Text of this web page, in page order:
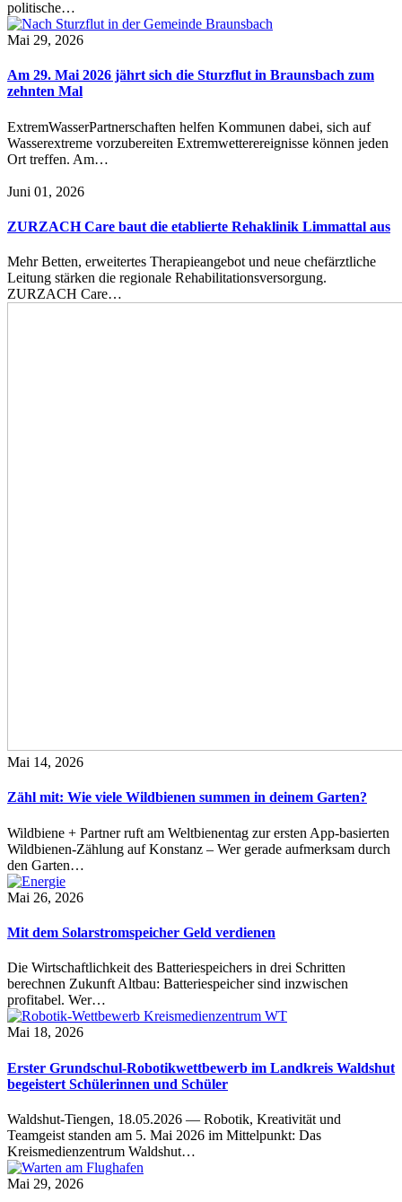
politische…
Mai 29, 2026
Am 29. Mai 2026 jährt sich die Sturzflut in Braunsbach zum
zehnten Mal
ExtremWasserPartnerschaften helfen Kommunen dabei, sich auf
Wasserextreme vorzubereiten Extremwetterereignisse können jeden
Ort treffen. Am…
Juni 01, 2026
ZURZACH Care baut die etablierte Rehaklinik Limmattal aus
Mehr Betten, erweitertes Therapieangebot und neue chefärztliche
Leitung stärken die regionale Rehabilitationsversorgung.
ZURZACH Care…
Mai 14, 2026
Zähl mit: Wie viele Wildbienen summen in deinem Garten?
Wildbiene + Partner ruft am Weltbienentag zur ersten App-basierten
Wildbienen-Zählung auf Konstanz – Wer gerade aufmerksam durch
den Garten…
Mai 26, 2026
Mit dem Solarstromspeicher Geld verdienen
Die Wirtschaftlichkeit des Batteriespeichers in drei Schritten
berechnen Zukunft Altbau: Batteriespeicher sind inzwischen
profitabel. Wer…
Mai 18, 2026
Erster Grundschul-Robotikwettbewerb im Landkreis Waldshut
begeistert Schülerinnen und Schüler
Waldshut-Tiengen, 18.05.2026 — Robotik, Kreativität und
Teamgeist standen am 5. Mai 2026 im Mittelpunkt: Das
Kreismedienzentrum Waldshut…
Mai 29, 2026